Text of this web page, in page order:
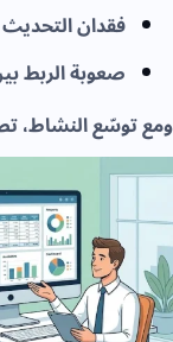
فقدان
صعوبة الربط
ومع توسّع النشاط،